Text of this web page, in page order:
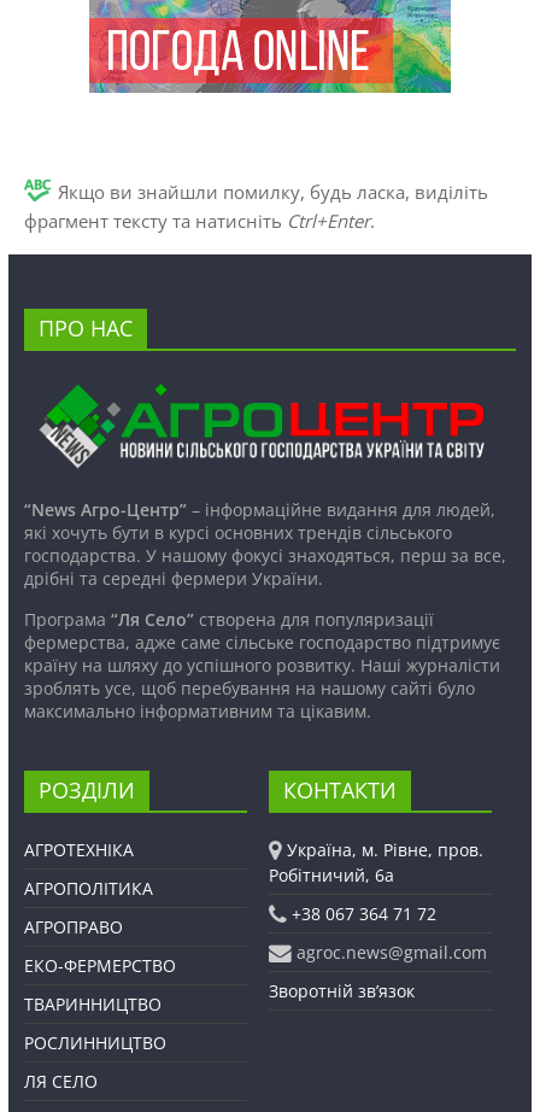
Якщо ви знайшли помилку, будь ласка, виділіть
фрагмент тексту та натисніть Ctrl+Enter.
ПРО НАС
“News Агро-Центр”– інформаційне видання для людей,
які хочуть бути в курсі основних трендів сільського
господарства. У нашому фокусі знаходяться, перш за все,
дрібні та середні фермери України.
Програма “Ля Село”створена для популяризації
фермерства, адже саме сільське господарство підтримує
країну на шляху до успішного розвитку. Наші журналісти
зроблять усе, щоб перебування на нашому сайті було
максимально інформативним та цікавим.
РОЗДІЛИ
АГРОТЕХНІКА
АГРОПОЛІТИКА
АГРОПРАВО
ЕКО-ФЕРМЕРСТВО
ТВАРИННИЦТВО
РОСЛИННИЦТВО
ЛЯ СЕЛО
КОНТАКТИ
Україна, м. Рівне, пров.
Робітничий, 6а
+38 067 364 71 72
agroc.news@gmail.com
Зворотній зв’язок